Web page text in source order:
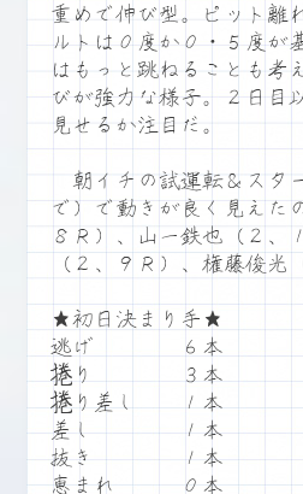
重めで伸び型。ピット離
ルトは０度か０・５度が
はもっと跳ねることも考
びが強力な様子。２日目
見せるか注目だ。
朝イチの試運転＆スタ
で）で動きが良く見えた
８Ｒ）、山一鉄也（２、
（２、９Ｒ）、権藤俊光
★初日決まり手★
逃げ ６本
捲り ３本
捲り差し １本
差し １本
抜き １本
恵まれ ０本